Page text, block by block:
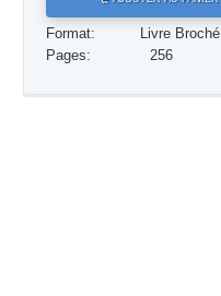
Réponses aux drogues
Les enfants
Format:
Livre Broché
Pages:
256